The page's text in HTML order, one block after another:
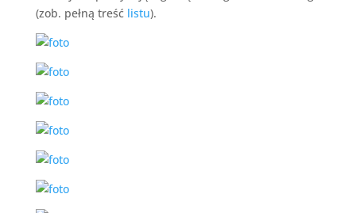
(zob. pełną treść listu).